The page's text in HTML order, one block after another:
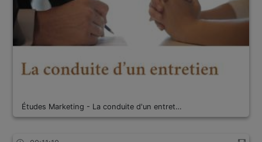
Études Marketing - La conduite d'un entret…